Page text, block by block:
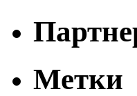
Метки